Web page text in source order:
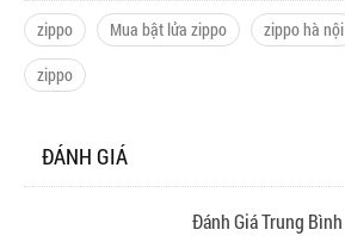
zippo Mua bật lửa zippo zippo hà nội
zippo
ĐÁNH GIÁ
Đánh Giá Trung Bình